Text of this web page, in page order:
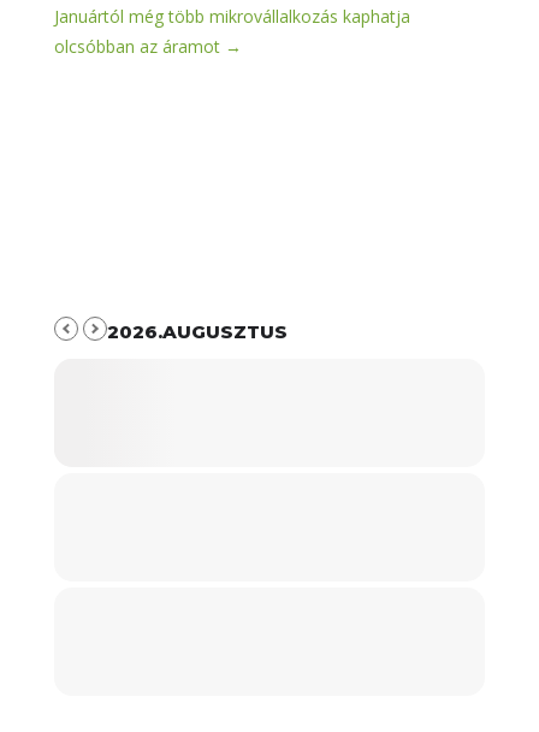
Januártól még több mikrovállalkozás kaphatja
olcsóbban az áramot→
2026.AUGUSZTUS